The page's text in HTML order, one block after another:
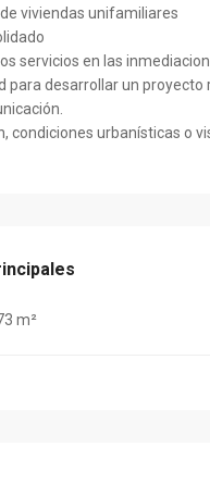
viviendas unifamiliares
servicios en las
para desarrollar un
condiciones urbanísticas o
m²